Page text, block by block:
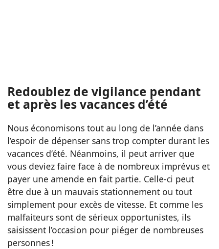
Redoublez de vigilance pendant
et après les vacances d’été
Nous économisons tout au long de l’année dans
l’espoir de dépenser sans trop compter durant les
vacances d’été. Néanmoins, il peut arriver que
vous deviez faire face à de nombreux imprévus et
payer une amende en fait partie. Celle-ci peut
être due à un mauvais stationnement ou tout
simplement pour excès de vitesse. Et comme les
malfaiteurs sont de sérieux opportunistes, ils
saisissent l’occasion pour piéger de nombreuses
personnes !